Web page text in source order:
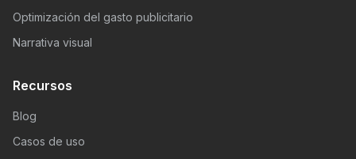
Optimización del gasto publicitario
Narrativa visual
Recursos
Blog
Casos de uso